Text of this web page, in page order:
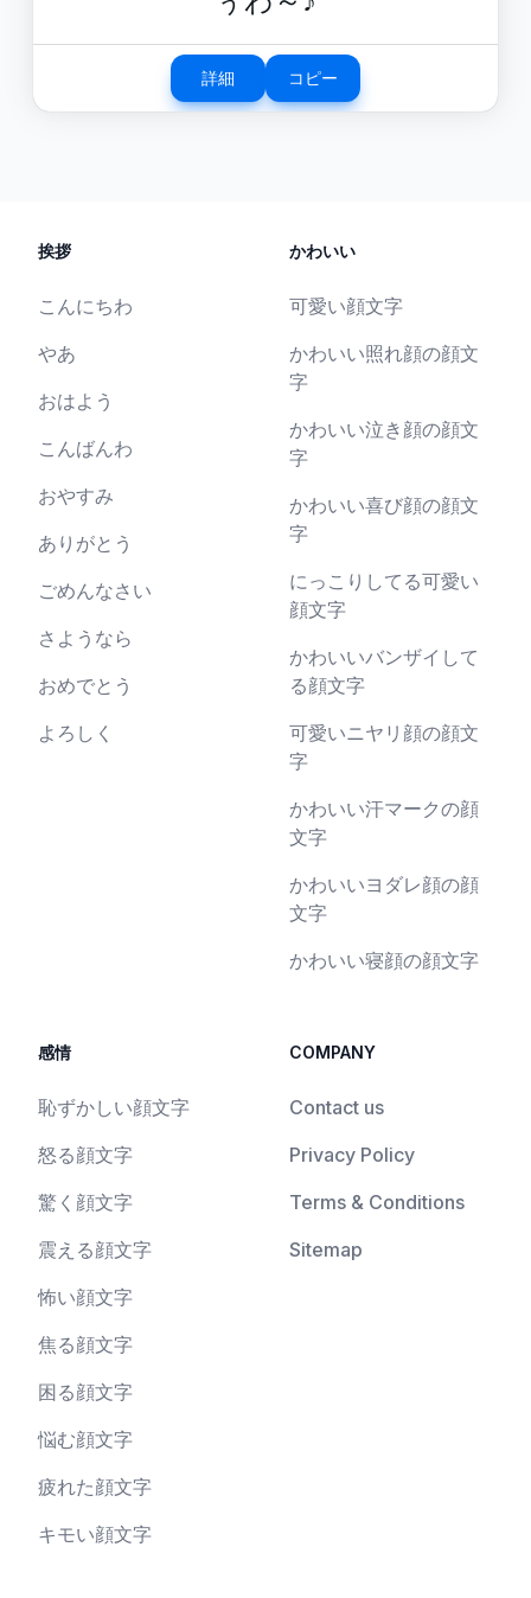
詳細 コピー
挨拶
こんにちわ
やあ
おはよう
こんばんわ
おやすみ
ありがとう
ごめんなさい
さようなら
おめでとう
よろしく
かわいい
可愛い顔文字
かわいい照れ顔の顔文
字
かわいい泣き顔の顔文
字
かわいい喜び顔の顔文
字
にっこりしてる可愛い
顔文字
かわいいバンザイして
る顔文字
可愛いニヤリ顔の顔文
字
かわいい汗マークの顔
文字
かわいいヨダレ顔の顔
文字
かわいい寝顔の顔文字
感情
恥ずかしい顔文字
怒る顔文字
驚く顔文字
震える顔文字
怖い顔文字
焦る顔文字
困る顔文字
悩む顔文字
疲れた顔文字
キモい顔文字
COMPANY
Contact us
Privacy Policy
Terms & Conditions
Sitemap